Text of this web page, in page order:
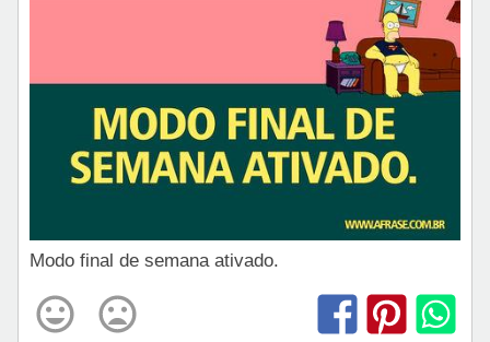
Modo final de semana ativado.